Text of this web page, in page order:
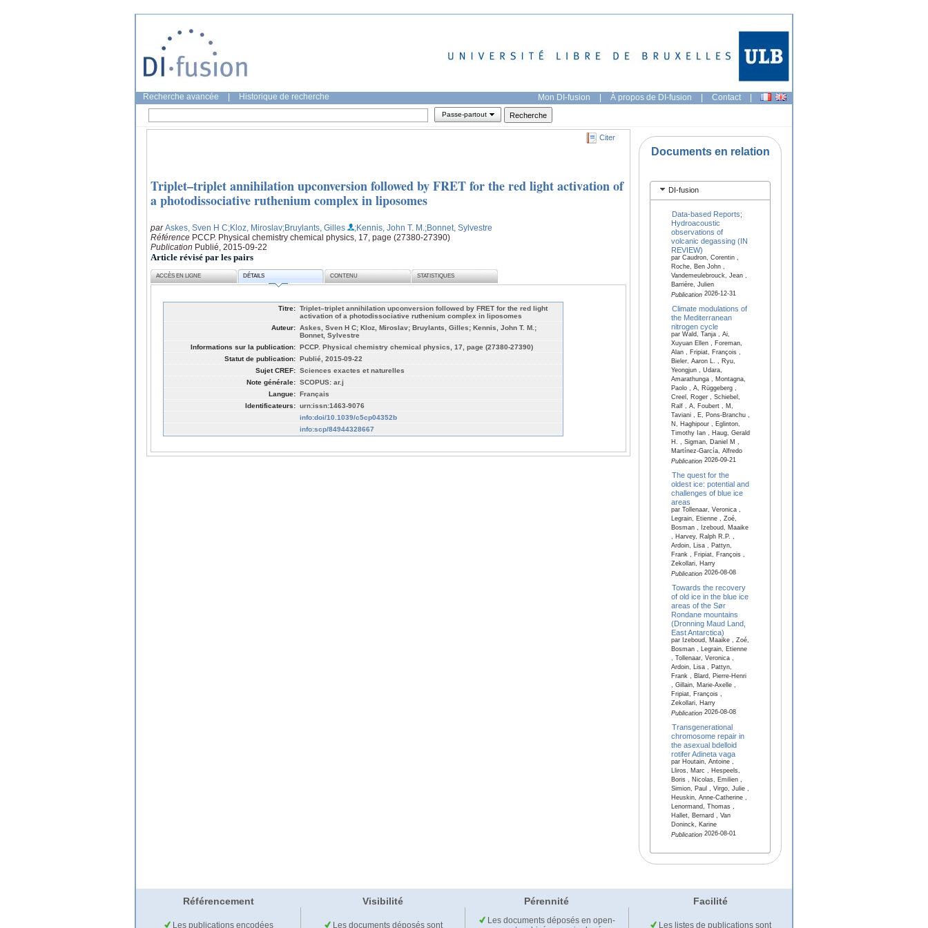
Recherche avancée Historique de recherche Mon DI-fusion | À propos de DI-fusion | Contact |
Passe-partout
Citer
Triplet–triplet annihilation upconversion followed by FRET for the red light activation of
a photodissociative ruthenium complex in liposomes
parAskes, Sven H C;Kloz, Miroslav;Bruylants, Gilles ;Kennis, John T. M. ;Bonnet, Sylvestre
Référence PCCP. Physical chemistry chemical physics, 17, page (27380-27390)
Publication Publié, 2015-09-22
Article révisé par les pairs
ACCÈS EN LIGNE DÉTAILS CONTENU STATISTIQUES
Titre: Triplet–triplet annihilation upconversion followed by FRET for the red light
activation of a photodissociative ruthenium complex in liposomes
Auteur: Askes, Sven H C; Kloz, Miroslav; Bruylants, Gilles; Kennis, John T. M.;
Bonnet, Sylvestre
Informations sur la publication: PCCP. Physical chemistry chemical physics, 17, page (27380-27390)
Statut de publication: Publié, 2015-09-22
Sujet CREF: Sciences exactes et naturelles
Note générale: SCOPUS: ar.j
Langue: Français
Identificateurs: urn:issn:1463-9076
info:doi/10.1039/c5cp04352b
info:scp/84944328667
Documents en relation
DI-fusion
Data-based Reports;
Hydroacoustic
observations of
volcanic degassing (IN
REVIEW)
par Caudron, Corentin ,
Roche, Ben John ,
Vandemeulebrouck, Jean ,
Barrière, Julien
Publication2026-12-31
Climate modulations of
the Mediterranean
nitrogen cycle
par Wald, Tanja , Ai,
Xuyuan Ellen , Foreman,
Alan , Fripiat, François ,
Bieler, Aaron L. , Ryu,
Yeongjun , Udara,
Amarathunga , Montagna,
Paolo , A, Rüggeberg ,
Creel, Roger , Schiebel,
Ralf , A, Foubert , M,
Taviani , E, Pons-Branchu ,
N, Haghipour , Eglinton,
Timothy Ian , Haug, Gerald
H. , Sigman, Daniel M ,
Martínez-García, Alfredo
Publication2026-09-21
The quest for the
oldest ice: potential and
challenges of blue ice
areas
par Tollenaar, Veronica ,
Legrain, Etienne , Zoé,
Bosman , Izeboud, Maaike
, Harvey, Ralph R.P. ,
Ardoin, Lisa , Pattyn,
Frank , Fripiat, François ,
Zekollari, Harry
Publication2026-08-08
Towards the recovery
of old ice in the blue ice
areas of the Sør
Rondane mountains
(Dronning Maud Land,
East Antarctica)
par Izeboud, Maaike , Zoé,
Bosman , Legrain, Etienne
, Tollenaar, Veronica ,
Ardoin, Lisa , Pattyn,
Frank , Blard, Pierre-Henri
, Gillain, Marie-Axelle ,
Fripiat, François ,
Zekollari, Harry
Publication2026-08-08
Transgenerational
chromosome repair in
the asexual bdelloid
rotifer Adineta vaga
par Houtain, Antoine ,
Lliros, Marc , Hespeels,
Boris , Nicolas, Emilien ,
Simion, Paul , Virgo, Julie ,
Heuskin, Anne-Catherine ,
Lenormand, Thomas ,
Hallet, Bernard , Van
Doninck, Karine
Publication2026-08-01
Référencement Visibilité Pérennité Facilité
Les publications encodées Les documents déposés sont
Les documents déposés en open-
Les listes de publications sont